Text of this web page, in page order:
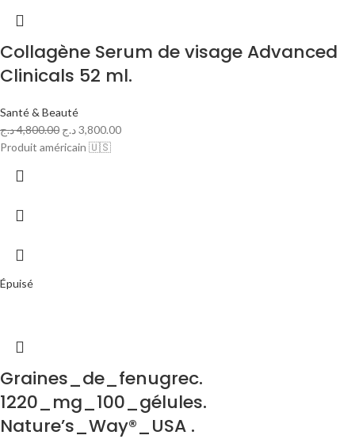
Collagène Serum de visage Advanced
Clinicals 52 ml.
Santé & Beauté
4,800.00د.ج 3,800.00د.ج
Produit américain 🇺🇸
Épuisé
Graines_de_fenugrec.
1220_mg_100_gélules.
Nature’s_Way®_USA .